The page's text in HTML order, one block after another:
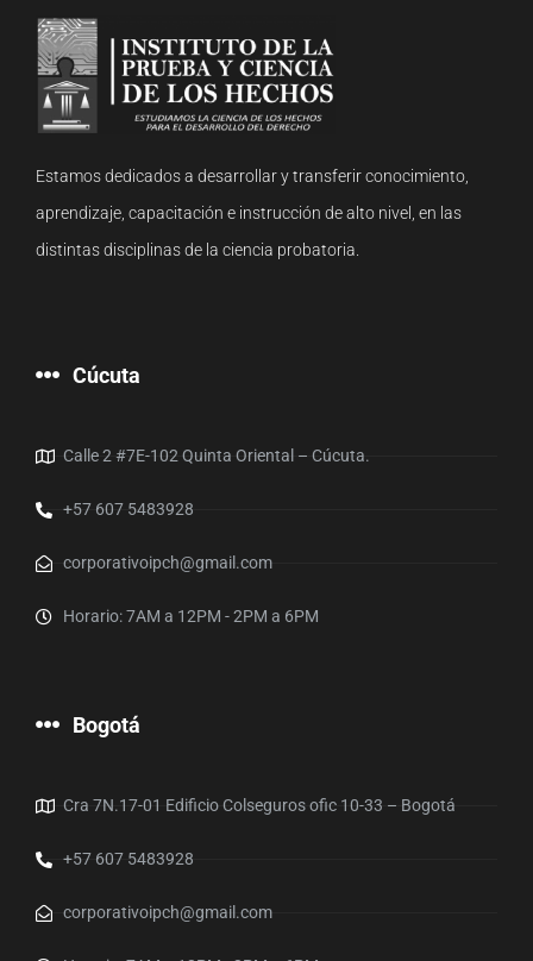
Estamos dedicados a desarrollar y transferir conocimiento,
aprendizaje, capacitación e instrucción de alto nivel, en las
distintas disciplinas de la ciencia probatoria.
Cúcuta
Calle 2 #7E-102 Quinta Oriental – Cúcuta.
+57 607 5483928
corporativoipch@gmail.com
Horario: 7AM a 12PM - 2PM a 6PM
Bogotá
Cra 7N.17-01 Edificio Colseguros ofic 10-33 – Bogotá
+57 607 5483928
corporativoipch@gmail.com